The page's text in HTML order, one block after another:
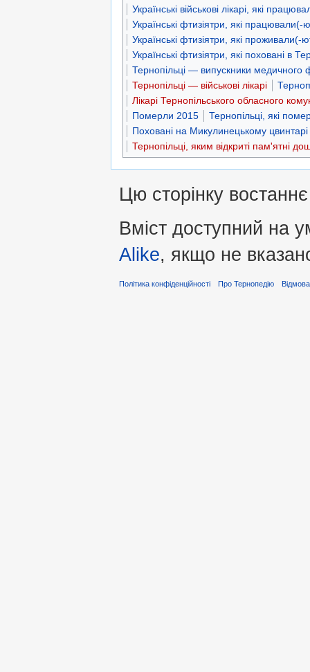
Українські військові лікарі, які
Українські фтизіятри, які працювали(-
Українські фтизіятри, які проживали(-
Українські фтизіятри, які поховані в
Тернопільці — випускники медичного
Тернопільці — військові лікарі
Лікарі Тернопільського обласного
Померли 2015
Тернопільці, які
Поховані на Микулинецькому
Тернопільці, яким відкриті пам'ятні
Цю сторінку
Вміст доступний на
Alike, якщо не
Політика конфіденційності Про Тернопедію Відмова